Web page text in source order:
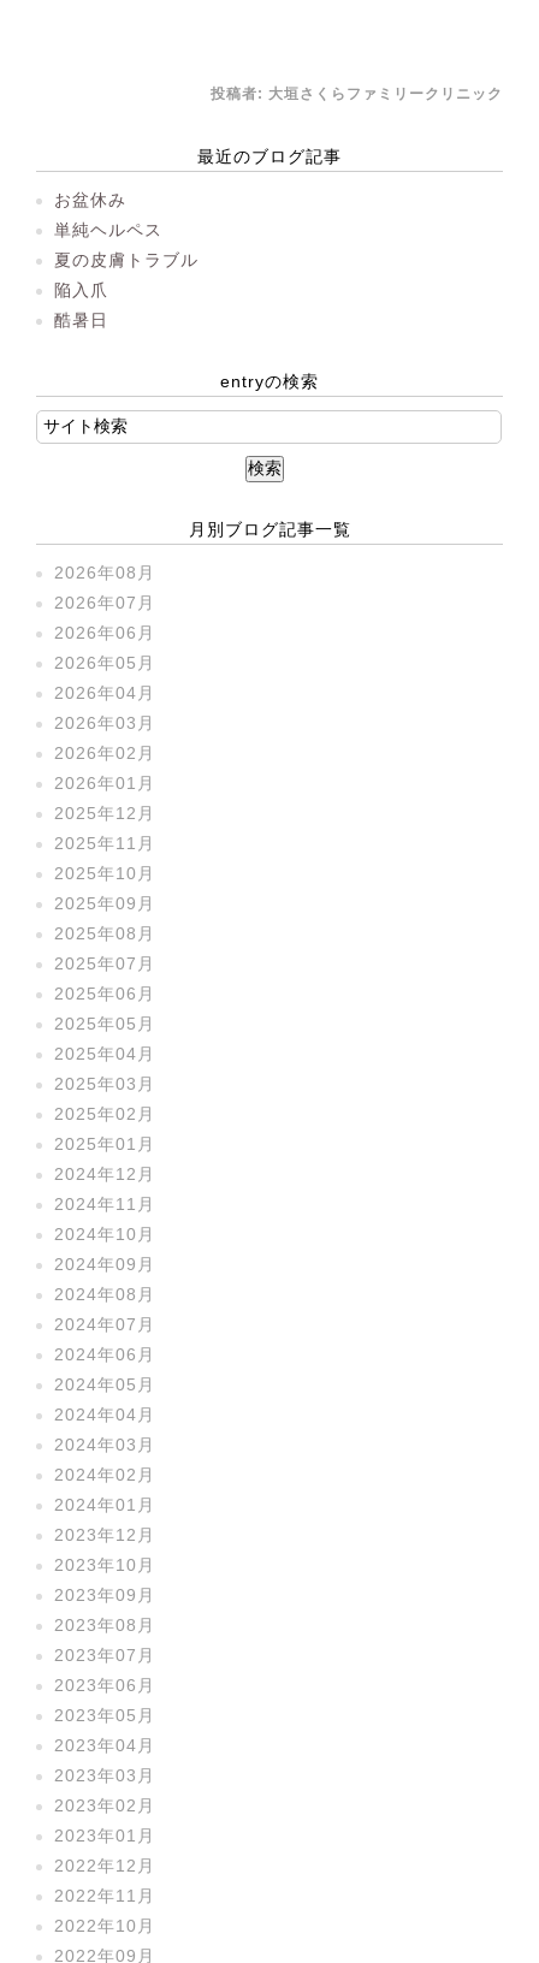
投稿者: 大垣さくらファミリークリニック
最近のブログ記事
お盆休み
単純ヘルペス
夏の皮膚トラブル
陥入爪
酷暑日
entryの検索
月別ブログ記事一覧
2026年08月
2026年07月
2026年06月
2026年05月
2026年04月
2026年03月
2026年02月
2026年01月
2025年12月
2025年11月
2025年10月
2025年09月
2025年08月
2025年07月
2025年06月
2025年05月
2025年04月
2025年03月
2025年02月
2025年01月
2024年12月
2024年11月
2024年10月
2024年09月
2024年08月
2024年07月
2024年06月
2024年05月
2024年04月
2024年03月
2024年02月
2024年01月
2023年12月
2023年10月
2023年09月
2023年08月
2023年07月
2023年06月
2023年05月
2023年04月
2023年03月
2023年02月
2023年01月
2022年12月
2022年11月
2022年10月
2022年09月